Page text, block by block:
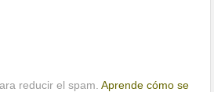
reducir el spam.Aprende cómo se